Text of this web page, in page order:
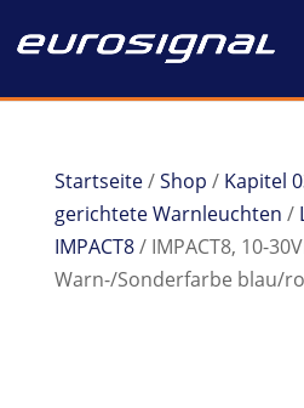
Startseite/Shop / Kapitel
gerichtete Warnleuchten /
IMPACT8/ IMPACT8, 10-
Warn-/Sonderfarbe blau/